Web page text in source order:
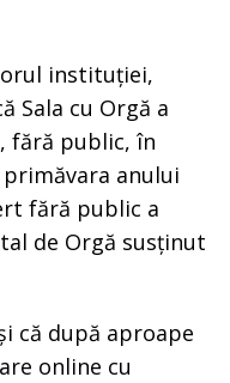
instituției,
Sala cu Orgă a
fără public, în
anului
fără public a
de Orgă susținut
că după aproape
online cu